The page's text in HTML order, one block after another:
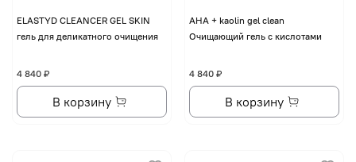
ELASTYD CLEANCER GEL SKIN
гель для деликатного очищения
4 840 ₽
В корзину
AHA + kaolin gel clean
Очищающий гель с кислотами
4 840 ₽
В корзину